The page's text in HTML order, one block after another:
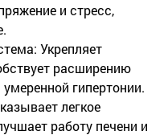
и стресс,
Укрепляет
расширению
гипертонии.
легкое
работу печени и